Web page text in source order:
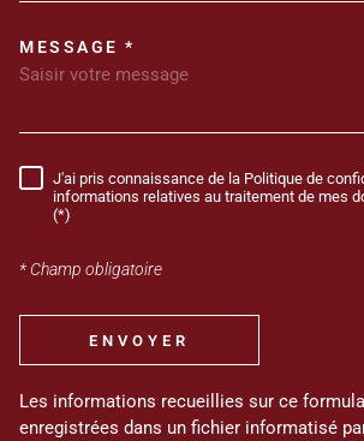
MESSAGE *
RÈGLEMENTATION
J'ai pris connaissance de la Politique de
informations relatives au traitement de mes
(*)
* Champ obligatoire
ENVOYER
Les informations recueillies sur ce
enregistrées dans un fichier informatisé